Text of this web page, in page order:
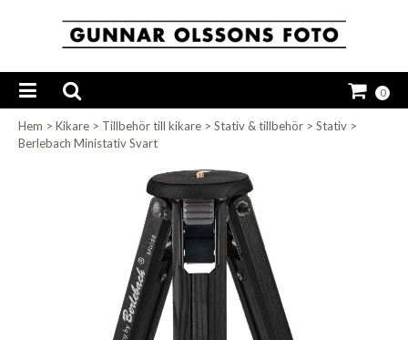
0
Hem > Kikare > Tillbehör till kikare > Stativ & tillbehör > Stativ >
Berlebach Ministativ Svart